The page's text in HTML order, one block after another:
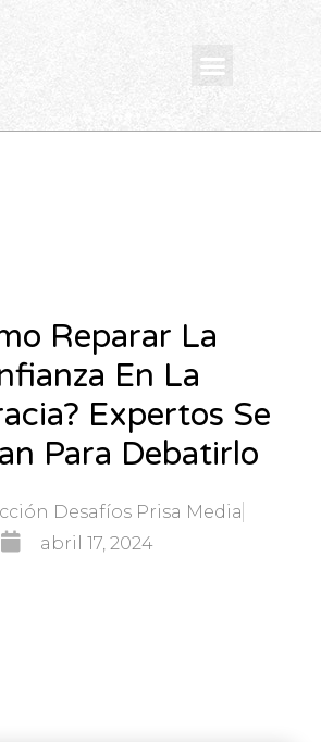
Menu
Reparar La
En La
Expertos Se
Para Debatirlo
Desafíos Prisa Media
abril 17, 2024